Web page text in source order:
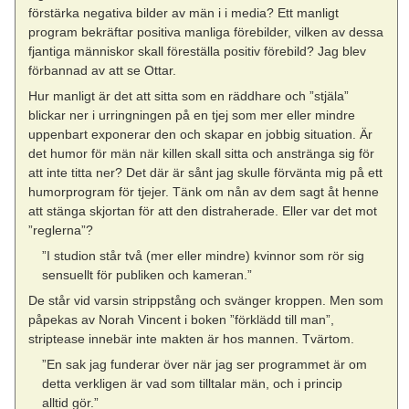
förstärka negativa bilder av män i i media? Ett manligt
program bekräftar positiva manliga förebilder, vilken av dessa
fjantiga människor skall föreställa positiv förebild? Jag blev
förbannad av att se Ottar.
Hur manligt är det att sitta som en räddhare och ”stjäla”
blickar ner i urringningen på en tjej som mer eller mindre
uppenbart exponerar den och skapar en jobbig situation. Är
det humor för män när killen skall sitta och anstränga sig för
att inte titta ner? Det där är sånt jag skulle förvänta mig på ett
humorprogram för tjejer. Tänk om nån av dem sagt åt henne
att stänga skjortan för att den distraherade. Eller var det mot
”reglerna”?
”I studion står två (mer eller mindre) kvinnor som rör sig
sensuellt för publiken och kameran.”
De står vid varsin strippstång och svänger kroppen. Men som
påpekas av Norah Vincent i boken ”förklädd till man”,
striptease innebär inte makten är hos mannen. Tvärtom.
”En sak jag funderar över när jag ser programmet är om
detta verkligen är vad som tilltalar män, och i princip
alltid gör.”